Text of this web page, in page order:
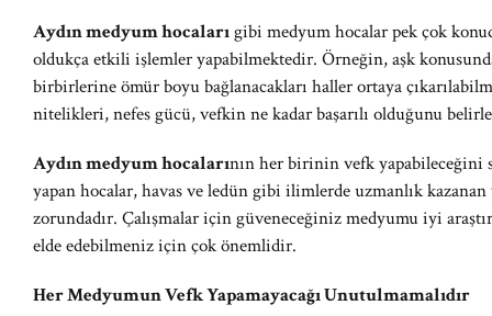
Aydın medyum hocalarıgibi medyum hocalar pek çok
oldukça etkili işlemler yapabilmektedir. Örneğin, aşk
birbirlerine ömür boyu bağlanacakları haller ortaya
nitelikleri, nefes gücü, vefkin ne kadar başarılı olduğunu
Aydın medyum hocalarının her birinin vefk yapabileceğini
yapan hocalar, havas ve ledün gibi ilimlerde uzmanlık
zorundadır. Çalışmalar için güveneceğiniz medyumu iyi
elde edebilmeniz için çok önemlidir.
Her Medyumun Vefk Yapamayacağı Unutulmamalıdır